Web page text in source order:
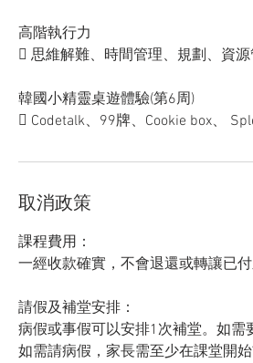
高階執行力
 思維解難、時間管理、規劃、資
韓國小精靈桌遊體驗(第6周)
 Codetalk、99牌、Cookie box、
取消政策
課程費用：
一經收款確實，不會退還或轉讓已付
請假及補堂安排：
病假或事假可以安排1次補堂。如
如需請病假，家長需至少在課堂開